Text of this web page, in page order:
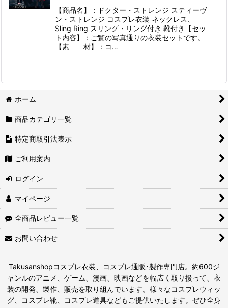
【商品名】：ドクター・ストレンジ スティーヴ
ン・ストレンジ コスプレ衣装 ネックレス、
Sling Ring スリング・リング付き 靴付き【セッ
ト内容】：ご覧の写真通りの衣装セットです。
【素 材】：コ…
ホーム
商品カテゴリ一覧
特定商取引法表示
ご利用案内
ログイン
マイページ
全商品レビュー一覧
お問い合わせ
Takusanshopコスプレ衣装、コスプレ通販･製作専門店。約600ジ
ャンルのアニメ、ゲーム、漫画、映画などを幅広く取り扱って、衣
装の開発、製作、販売を取り組んでいます。様々なコスプレウィッ
グ、コスプレ靴、コスプレ道具などもご提供いたします。ぜひ全身